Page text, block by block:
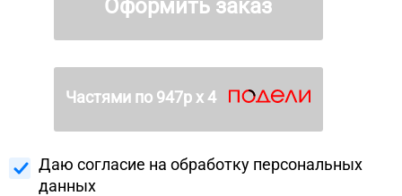
Оформить заказ
Частями по 947р х 4
Даю согласие на обработку персональных
данных